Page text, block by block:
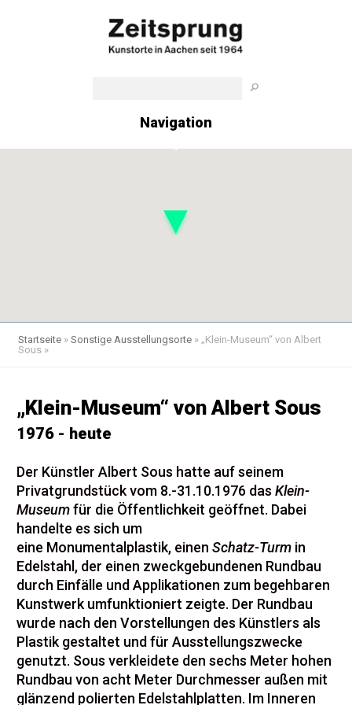
Navigation
Startseite » Sonstige Ausstellungsorte » „Klein-Museum“ von Albert
Sous »
„Klein-Museum“ von Albert Sous
1976 - heute
Der Künstler Albert Sous hatte auf seinem
Privatgrundstück vom 8.-31.10.1976 das Klein-
Museumfür die Öffentlichkeit geöffnet. Dabei
handelte es sich um
eine Monumentalplastik, einen Schatz-Turm in
Edelstahl, der einen zweckgebundenen Rundbau
durch Einfälle und Applikationen zum begehbaren
Kunstwerk umfunktioniert zeigte. Der Rundbau
wurde nach den Vorstellungen des Künstlers als
Plastik gestaltet und für Ausstellungszwecke
genutzt. Sous verkleidete den sechs Meter hohen
Rundbau von acht Meter Durchmesser außen mit
glänzend polierten Edelstahlplatten. Im Inneren